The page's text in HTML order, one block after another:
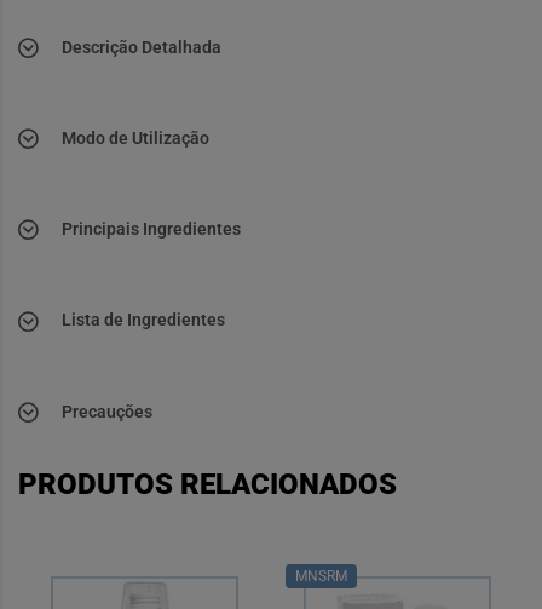
Descrição Detalhada
Modo de Utilização
Principais Ingredientes
Lista de Ingredientes
Precauções
PRODUTOS RELACIONADOS
MNSRM